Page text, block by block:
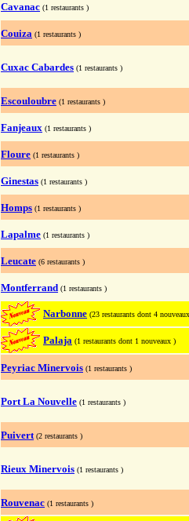
Cavanac (1 restaurants )
Couiza (1 restaurants )
Cuxac Cabardes (1 restaurants )
Escouloubre (1 restaurants )
Fanjeaux (1 restaurants )
Floure (1 restaurants )
Ginestas (1 restaurants )
Homps (1 restaurants )
Lapalme (1 restaurants )
Leucate (6 restaurants )
Montferrand (1 restaurants )
Narbonne (23 restaurants dont 4
Palaja (1 restaurants dont 1 nouveaux )
Peyriac Minervois (1 restaurants )
Port La Nouvelle (1 restaurants )
Puivert (2 restaurants )
Rieux Minervois (1 restaurants )
Rouvenac (1 restaurants )